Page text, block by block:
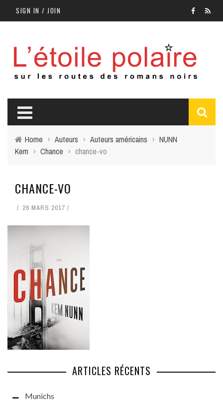
SIGN IN / JOIN
Home › Auteurs › Auteurs américains › NUNN
Kem › Chance › chance-vo
CHANCE-VO
26 MARS 2017
ARTICLES RÉCENTS
Munichs